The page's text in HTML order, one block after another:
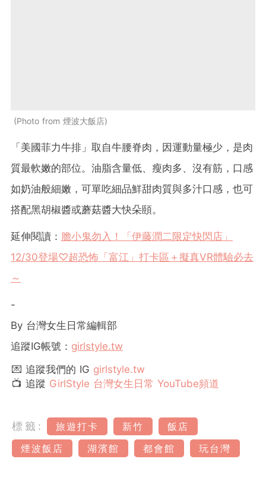
Photo from 煙波大飯店
「美國菲力牛排」 取自牛腰脊肉，因運動量極少，是肉
質最軟嫩的部位。油脂含量低、瘦肉多、沒有筋，口感
如奶油般細嫩，可單吃細品鮮甜肉質與多汁口感，也可
搭配黑胡椒醬或蘑菇醬大快朵頤。
延伸閱讀： 膽小鬼勿入！「伊藤潤二限定快閃店」
12/30登場♡超恐怖「富江」打卡區＋擬真VR體驗必去
～
-
By 台灣女生日常編輯部
追蹤IG帳號： girlstyle.tw
💌 追蹤我們的 IG girlstyle.tw
📺 追蹤 GirlStyle 台灣女生日常 YouTube頻道
標籤: 旅遊打卡 新竹
飯店
煙波飯店
湖濱館 都會館 玩台灣